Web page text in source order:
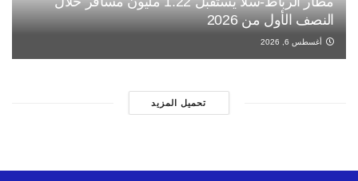
النصف الأول من 2026
أغسطس 6, 2026
تحميل المزيد